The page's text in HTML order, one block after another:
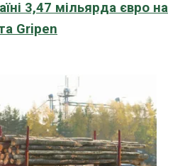
3,47 мільярда євро на
Gripen